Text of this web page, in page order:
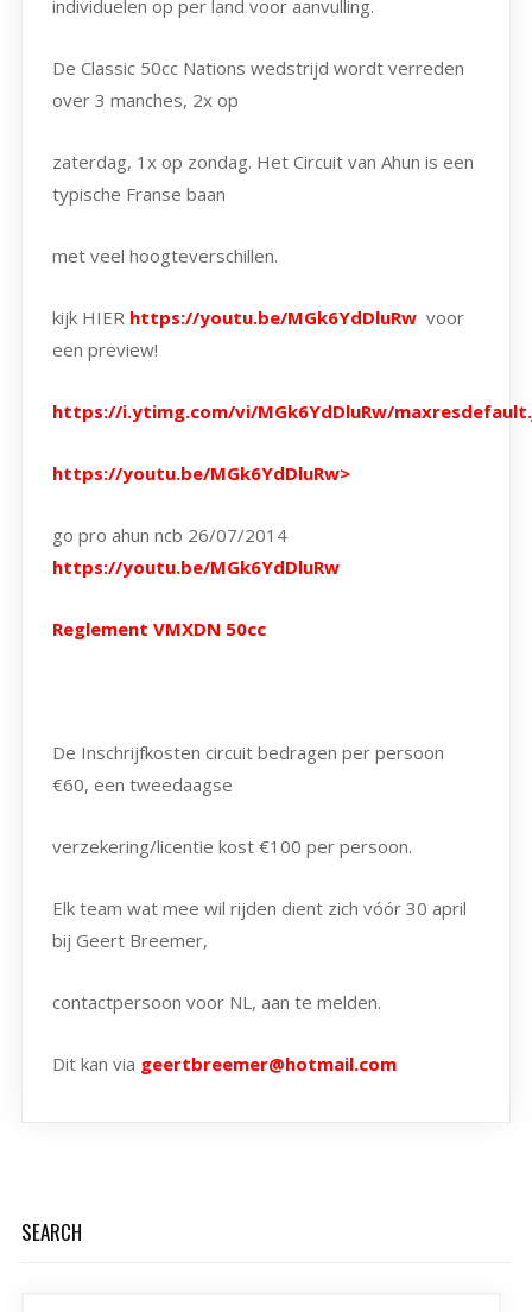
individuelen op per land voor aanvulling.
De Classic 50cc Nations wedstrijd wordt verreden
over 3 manches, 2x op
zaterdag, 1x op zondag. Het Circuit van Ahun is een
typische Franse baan
met veel hoogteverschillen.
kijk HIER https://youtu.be/MGk6YdDluRw voor
een preview!
https://i.ytimg.com/vi/MGk6YdDluRw/
https://youtu.be/MGk6YdDluRw>
go pro ahun ncb 26/07/2014
https://youtu.be/MGk6YdDluRw
Reglement VMXDN 50cc
De Inschrijfkosten circuit bedragen per persoon
€60, een tweedaagse
verzekering/licentie kost €100 per persoon.
Elk team wat mee wil rijden dient zich vóór 30 april
bij Geert Breemer,
contactpersoon voor NL, aan te melden.
Dit kan via geertbreemer@hotmail.com
SEARCH